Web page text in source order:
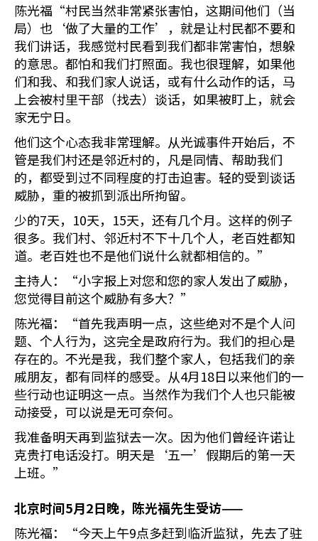
陈光福“村民当然非常紧张害怕，这期间他们（当
局）也‘做了大量的工作’，就是让村民都不要和
我们讲话，我感觉村民看到我们都非常害怕，想躲
的意思。都怕和我们打照面。我也很理解，如果他
们和我、和我们家人说话，或有什么动作的话，马
上会被村里干部（找去）谈话，如果被盯上，就会
家无宁日。
他们这个心态我非常理解。从光诚事件开始后，不
管是我们村还是邻近村的，凡是同情、帮助我们
的，都受到过不同程度的打击迫害。轻的受到谈话
威胁，重的被抓到派出所拘留。
少的7天，10天，15天，还有几个月。这样的例子
很多。我们村、邻近村不下十几个人，老百姓都知
道。老百姓也不是他们说什么就都相信的。”
主持人：“小字报上对您和您的家人发出了威胁，
您觉得目前这个威胁有多大？”
陈光福：“首先我声明一点，这些绝对不是个人问
题、个人行为，这完全是政府行为。我们的担心是
存在的。不光是我，我们整个家人，包括我们的亲
戚朋友，都有同样的感受。从4月18日以来他们的一
些行动也证明这一点。当然作为我们个人也只能被
动接受，可以说是无可奈何。
我准备明天再到监狱去一次。因为他们曾经许诺让
克贵打电话没打。明天是‘五一’假期后的第一天
上班。”
北京时间5月2日晚，陈光福先生受访——
陈光福：“今天上午9点多赶到临沂监狱，先去了驻